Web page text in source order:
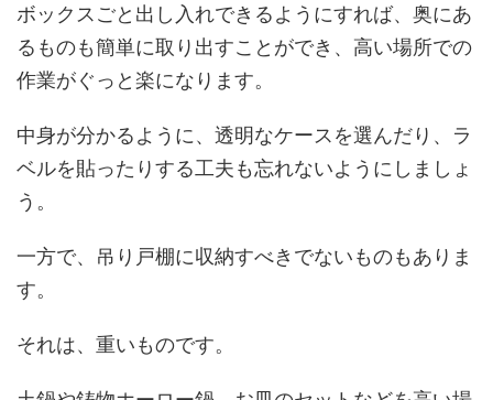
ボックスごと出し入れできるようにすれば、奥にあ
るものも簡単に取り出すことができ、高い場所での
作業がぐっと楽になります。
中身が分かるように、透明なケースを選んだり、ラ
ベルを貼ったりする工夫も忘れないようにしましょ
う。
一方で、吊り戸棚に収納すべきでないものもありま
す。
それは、重いものです。